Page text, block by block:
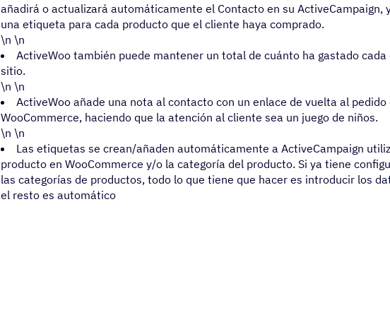
añadirá o actualizará automáticamente el Contacto en su ActiveCampaign,
una etiqueta para cada producto que el cliente haya comprado.
\n \n
ActiveWoo también puede mantener un total de cuánto ha gastado cada
sitio.
\n \n
ActiveWoo añade una nota al contacto con un enlace de vuelta al pedido
WooCommerce, haciendo que la atención al cliente sea un juego de niños.
\n \n
Las etiquetas se crean/añaden automáticamente a ActiveCampaign
producto en WooCommerce y/o la categoría del producto. Si ya tiene
las categorías de productos, todo lo que tiene que hacer es introducir los
el resto es automático